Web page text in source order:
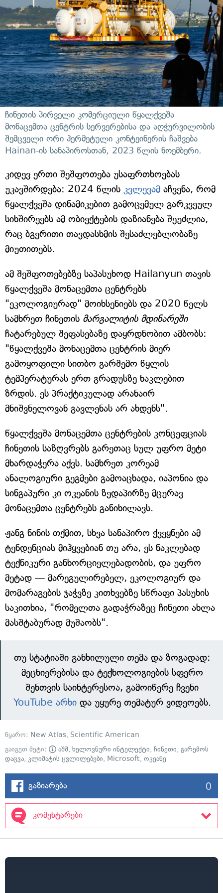
ჩინეთის პირველი კომერციული წყალქვეშა
მონაცემთა ცენტრის სერვერებისა და აღჭურვილობის
შემცველი ორი ჰერმეტული კონტეინერის ჩაშვება
Hainan-ის სანაპიროსთან, 2023 წლის ნოემბერი.
კიდევ ერთი შეშფოთება უსაფრთხოებას
უკავშირდება: 2024 წლის კვლევამ აჩვენა, რომ
წყალქვეშა დინამიკებით გამოცემულ გარკვეულ
სიხშირეებს ამ ობიექტების დაზიანება შეუძლია,
რაც ბგერითი თავდასხმის შესაძლებლობაზე
მიუთითებს.
ამ შეშფოთებებზე საპასუხოდ Hailanyun თავის
წყალქვეშა მონაცემთა ცენტრებს
"ეკოლოგიურად" მოიხსენიებს და 2020 წელს
სამხრეთ ჩინეთის მარგალიტის მდინარეში
ჩატარებულ შეფასებაზე დაყრდნობით ამბობს:
"წყალქვეშა მონაცემთა ცენტრის მიერ
გამოყოფილი სითბო გარშემო წყლის
ტემპერატურას ერთ გრადუსზე ნაკლებით
ზრდის. ეს პრაქტიკულად არანაირ
მნიშვნელოვან გავლენას არ ახდენს".
წყალქვეშა მონაცემთა ცენტრების კონცეფციას
ჩინეთის საზღვრებს გარეთაც სულ უფრო მეტი
მხარდაჭერა აქვს. სამხრეთ კორეამ
ანალოგიური გეგმები გამოაცხადა, იაპონია და
სინგაპური კი ოკეანის ზედაპირზე მცურავ
მონაცემთა ცენტრებს განიხილავს.
ჟანგ ნინის თქმით, სხვა სანაპირო ქვეყნები ამ
ტენდენციას მიჰყვებიან თუ არა, ეს ნაკლებად
ტექნიკური განხორციელებადობის, და უფრო
მეტად — მარეგულირებელ, ეკოლოგიურ და
მომარაგების ჯაჭვზე კითხვებზე სწრაფი პასუხის
საკითხია, "რომელთა გადაჭრაზეც ჩინეთი ახლა
მასშტაბურად მუშაობს".
თუ სტატიაში განხილული თემა და ზოგადად:
მეცნიერებისა და ტექნოლოგიების სფერო
შენთვის საინტერესოა, გამოიწერე ჩვენი
YouTube არხიდა უყურე თემატურ ვიდეოებს.
წყარო: New Atlas, Scientific American
გაიგეთ მეტი:
აშშ, ხელოვნური ინტელექტი, ჩინეთი, გარემოს
დაცვა, კლიმატის ცვლილებები, Microsoft, ოკეანე
გაზიარება 0
კომენტარები